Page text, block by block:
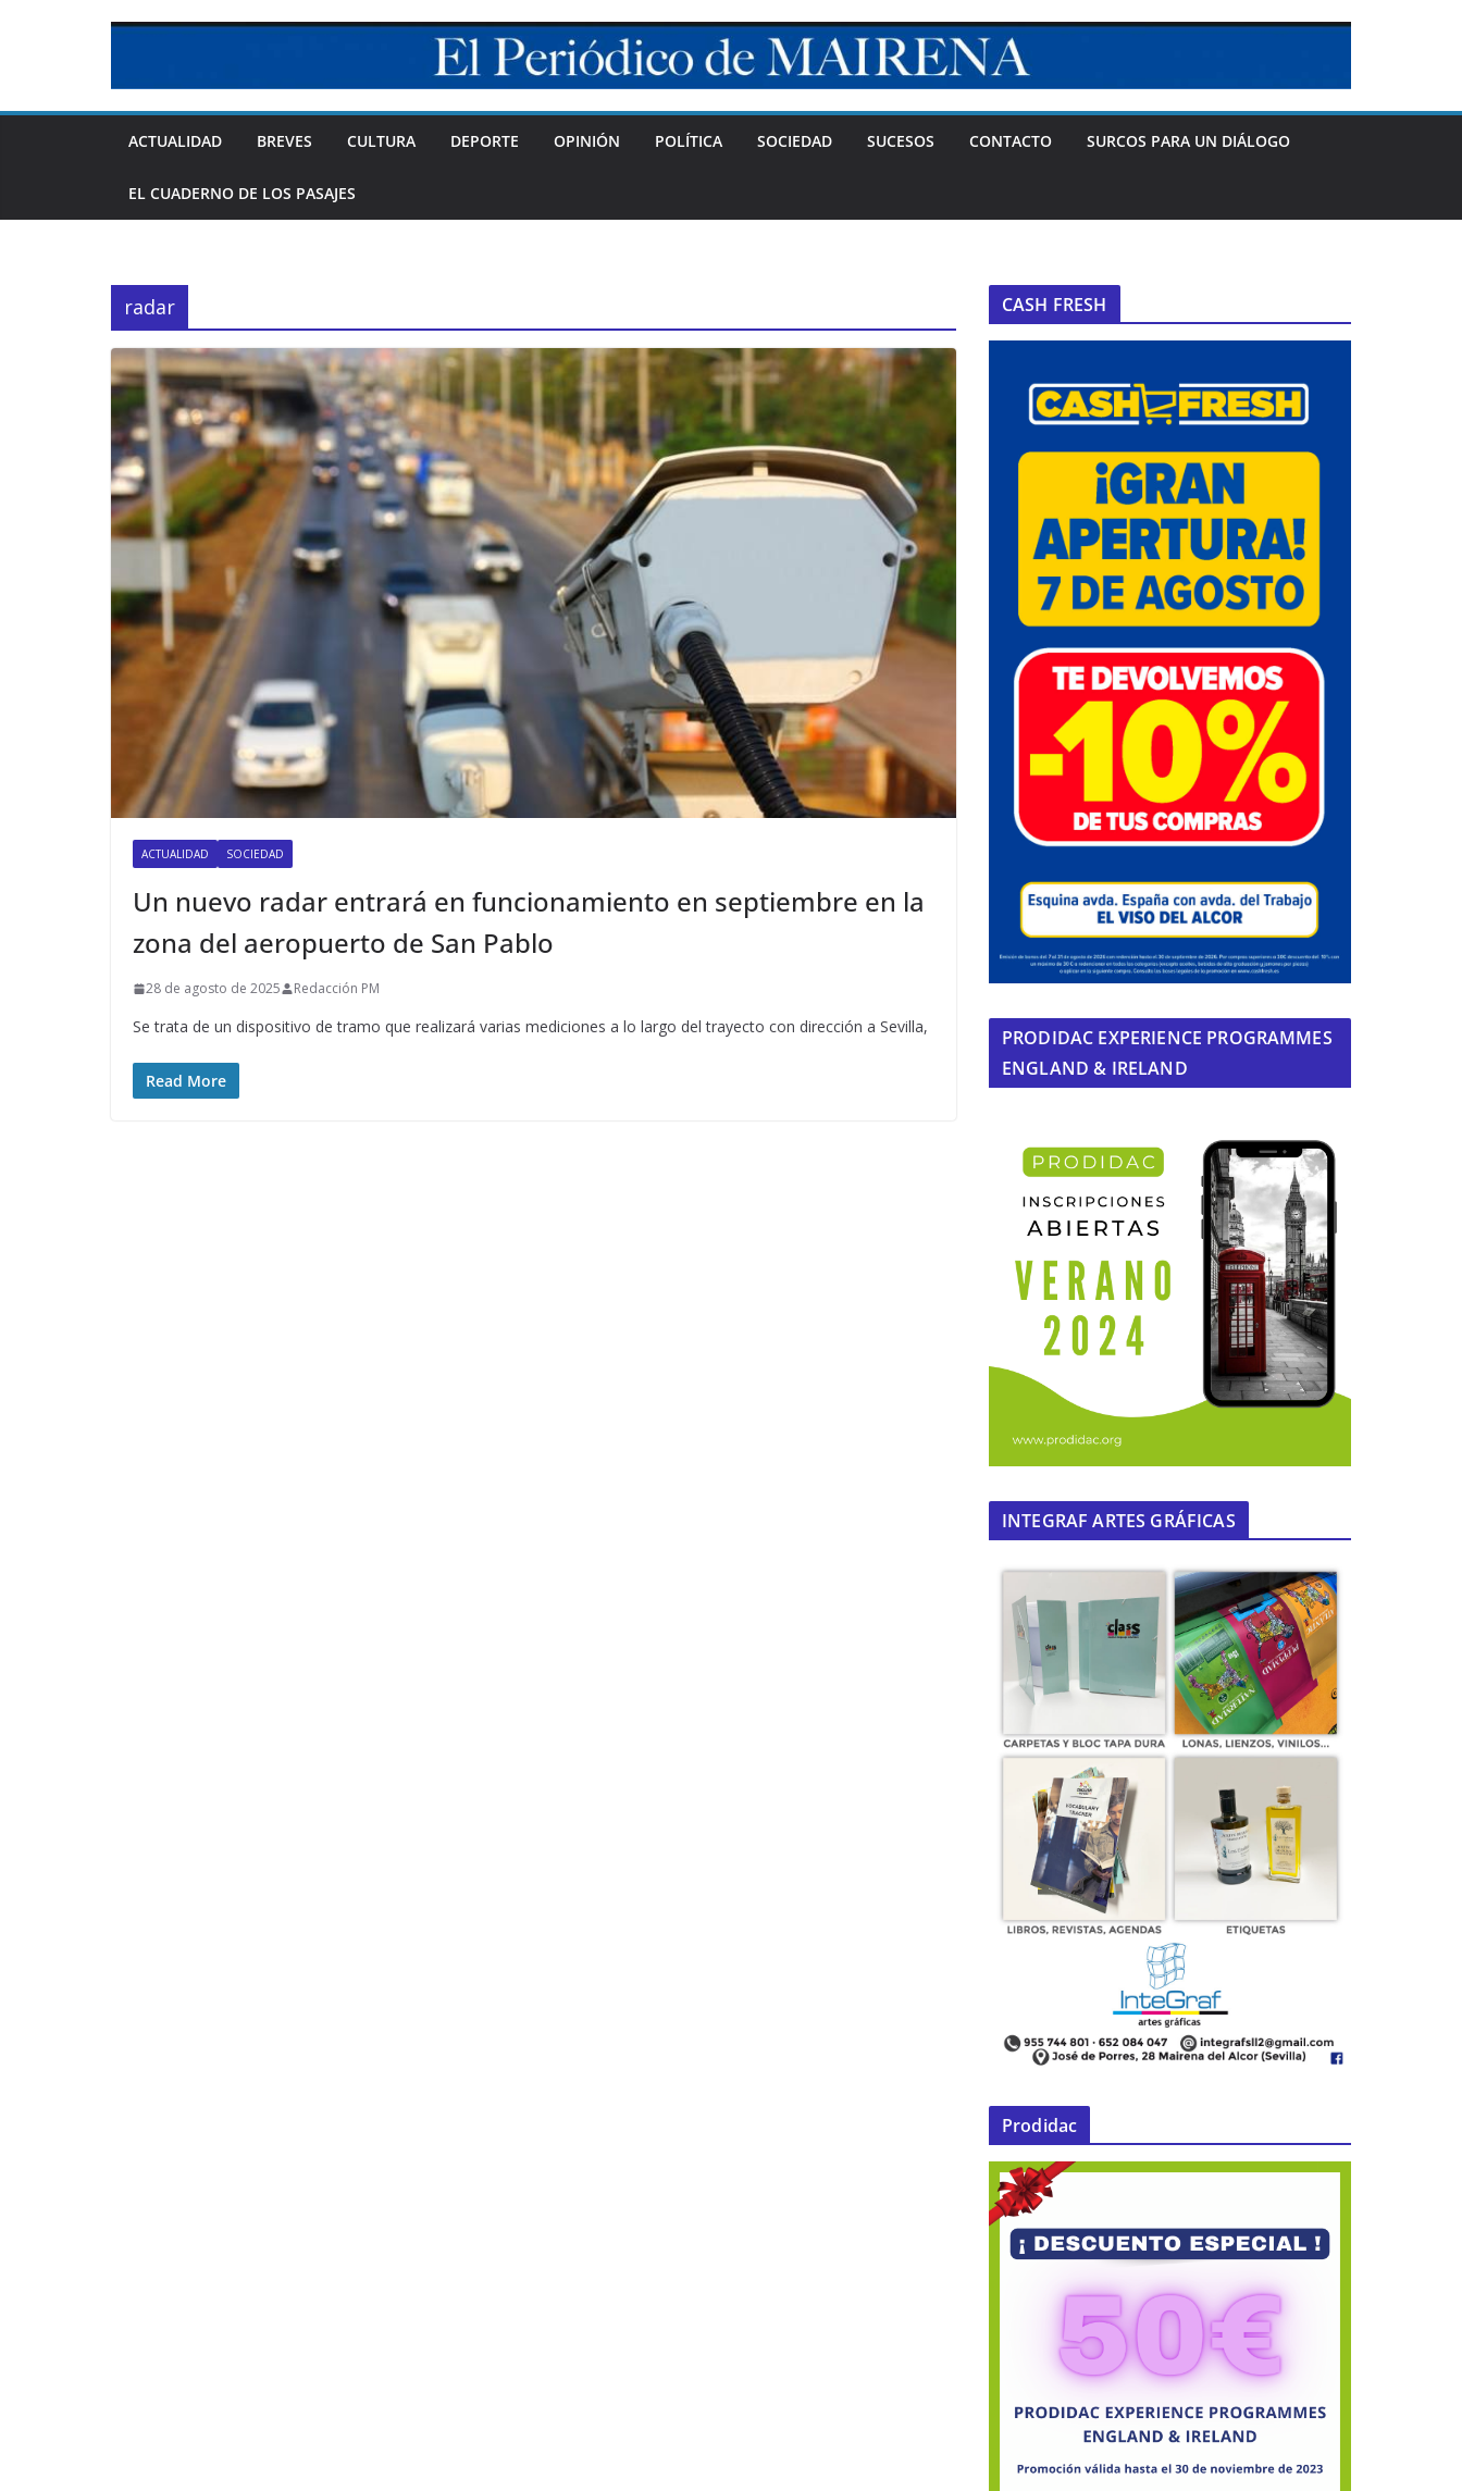
ACTUALIDAD BREVES CULTURA DEPORTE OPINIÓN POLÍTICA SOCIEDAD SUCESOS CONTACTO SURCOS PARA UN DIÁLOGO
EL CUADERNO DE LOS PASAJES
radar
ACTUALIDAD SOCIEDAD
Un nuevo radar entrará en funcionamiento en septiembre en la
zona del aeropuerto de San Pablo
28 de agosto de 2025 Redacción PM
Se trata de un dispositivo de tramo que realizará varias mediciones a lo largo del trayecto con dirección a Sevilla,
Read More
CASH FRESH
PRODIDAC EXPERIENCE PROGRAMMES
ENGLAND & IRELAND
INTEGRAF ARTES GRÁFICAS
Prodidac